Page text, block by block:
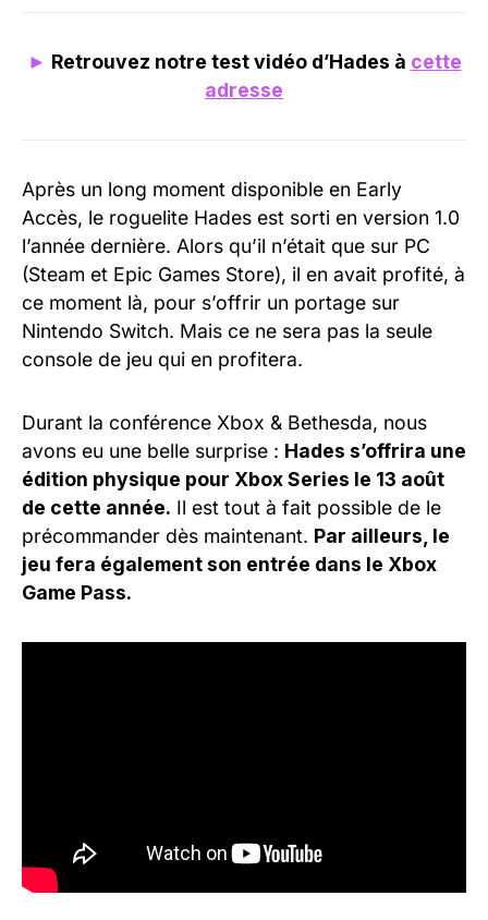
► Retrouvez notre test vidéo d’Hades à cette
adresse
Après un long moment disponible en Early
Accès, le roguelite Hades est sorti en version 1.0
l’année dernière. Alors qu’il n’était que sur PC
(Steam et Epic Games Store), il en avait profité, à
ce moment là, pour s’offrir un portage sur
Nintendo Switch. Mais ce ne sera pas la seule
console de jeu qui en profitera.
Durant la conférence Xbox & Bethesda, nous
avons eu une belle surprise : Hades s’offrira une
édition physique pour Xbox Series le 13 août
de cette année. Il est tout à fait possible de le
précommander dès maintenant. Par ailleurs, le
jeu fera également son entrée dans le Xbox
Game Pass.